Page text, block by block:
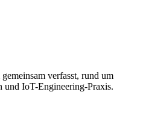
verfasst, rund um
und IoT-Engineering-Praxis.